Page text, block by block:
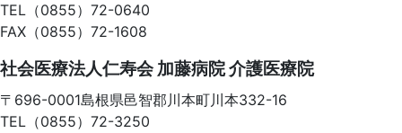
TEL（0855）72-0640
FAX（0855）72-1608
社会医療法人仁寿会 加藤病院 介護医療院
〒696-0001島根県邑智郡川本町川本332-16
TEL（0855）72-3250